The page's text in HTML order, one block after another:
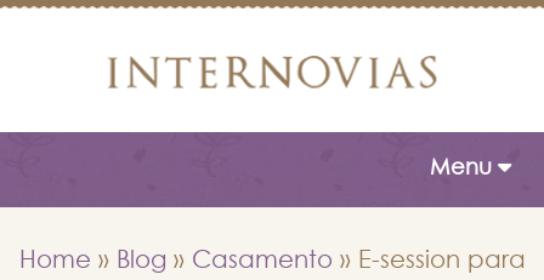
Toggle
Menu
Home » Blog » Casamento » E-session para